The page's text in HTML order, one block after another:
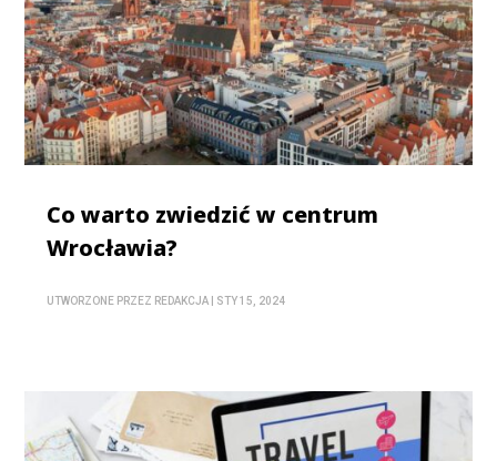
Co warto zwiedzić w centrum
Wrocławia?
UTWORZONE PRZEZ REDAKCJA STY 15, 2024